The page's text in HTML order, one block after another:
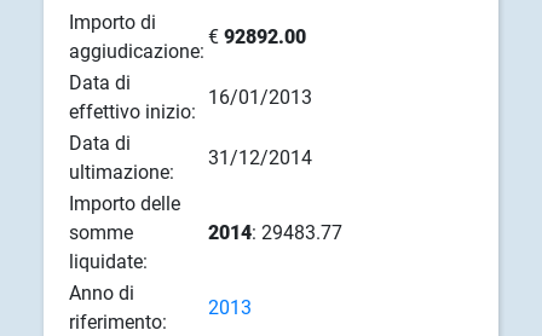
Importo di
aggiudicazione:
€ 92892.00
Data di
effettivo inizio:
16/01/2013
Data di
ultimazione:
31/12/2014
Importo delle
somme
liquidate:
2014: 29483.77
Anno di
riferimento:
2013